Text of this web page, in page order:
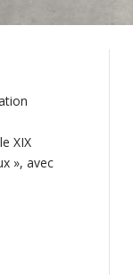
XIX
», avec